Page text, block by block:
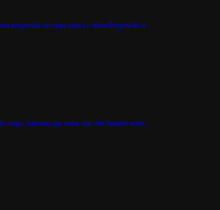
progressão de carga segura e eficaz!Progressão d...
corpo. Sabendo que todas elas têm funções essen...